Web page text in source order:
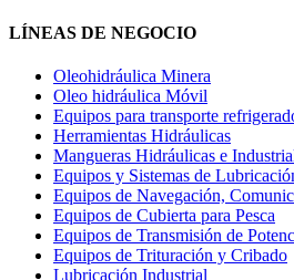
LÍNEAS DE NEGOCIO
Oleohidráulica Minera
Oleo hidráulica Móvil
Equipos para transporte
Herramientas Hidráulicas
Mangueras Hidráulicas e
Equipos y Sistemas de
Equipos de Navegación,
Equipos de Cubierta para Pesca
Equipos de Transmisión de
Equipos de Trituración y Cribado
Lubricación Industrial